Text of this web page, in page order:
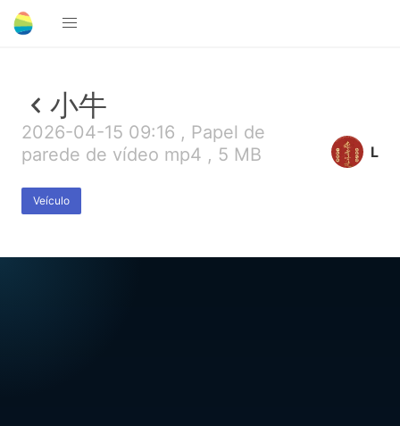
小牛
2026-04-15 09:16 , Papel de
parede de vídeo mp4 , 5 MB
Veículo
L